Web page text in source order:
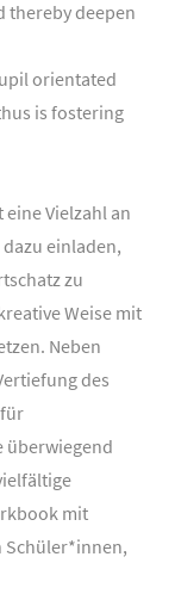
thereby deepen
orientated
is fostering
Vielzahl an
einladen,
zu
Weise mit
Neben
des
überwiegend
mit
Schüler*innen,